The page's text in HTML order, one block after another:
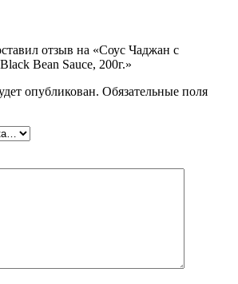
отзыв на «Соус Чаджан с
Bean Sauce, 200г.»
опубликован. Обязательные поля